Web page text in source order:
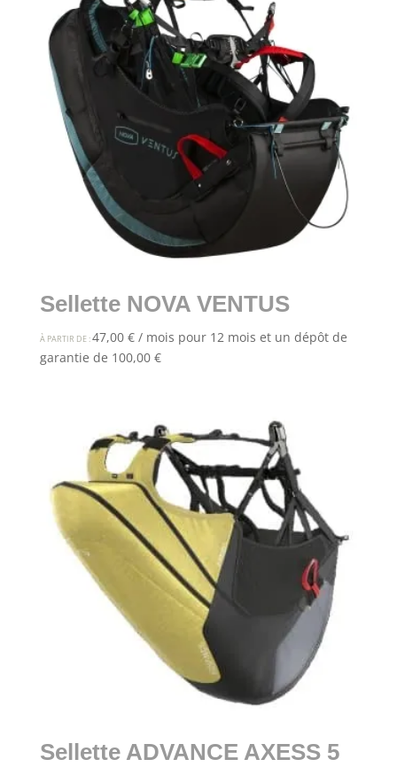
Sellette NOVA VENTUS
À PARTIR DE :47,00 € / mois pour 12 mois et un dépôt de
garantie de 100,00 €
Sellette ADVANCE AXESS 5